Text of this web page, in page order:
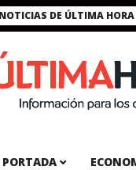
NOTICIAS DE ÚLTIMA HORA
condecora a
PORTADA